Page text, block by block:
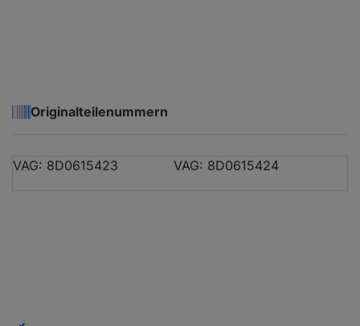
Originalteilenummern
VAG: 8D0615423 VAG: 8D0615424